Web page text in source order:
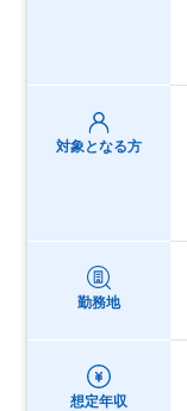
対象となる方
勤務地
想定年収